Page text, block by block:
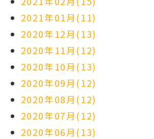
2021年01月(11)
2020年12月(13)
2020年11月(12)
2020年10月(13)
2020年09月(12)
2020年08月(12)
2020年07月(12)
2020年06月(13)